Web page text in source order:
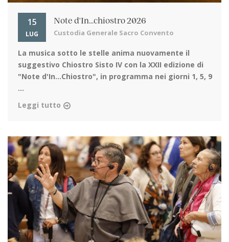
15
LUG
Note d'In...chiostro 2026
Custodia Generale Sacro Convento
La musica sotto le stelle anima nuovamente il
suggestivo Chiostro Sisto IV con la XXII edizione di
"Note d'In…Chiostro", in programma nei giorni 1, 5, 9
...
Leggi tutto